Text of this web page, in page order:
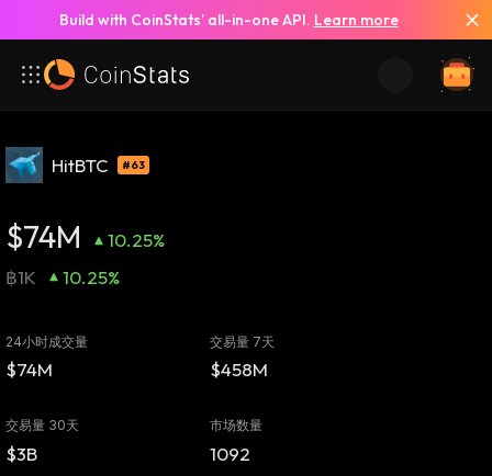
Build with CoinStats’ all-in-one API. Learn more
HitBTC #63
$74M
10.25%
฿1K
10.25%
24小时成交量
$74M
交易量 7天
$458M
交易量 30天
$3B
市场数量
1092